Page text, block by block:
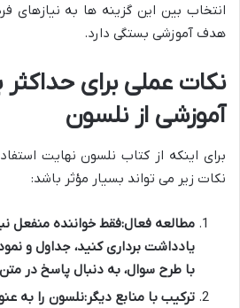
انتخاب بین این گزینه ها به نیازهای
هدف آموزشی بستگی دارد.
نکات عملی برای حداکثر
آموزشی از نلسون
برای اینکه از کتاب نلسون نهایت
نکات زیر می تواند بسیار مؤثر باشد:
مطالعه فعال:فقط خواننده منفعل
یادداشت برداری کنید، جداول و
با طرح سوال، به دنبال پاسخ در
ترکیب با منابع دیگر:نلسون را به